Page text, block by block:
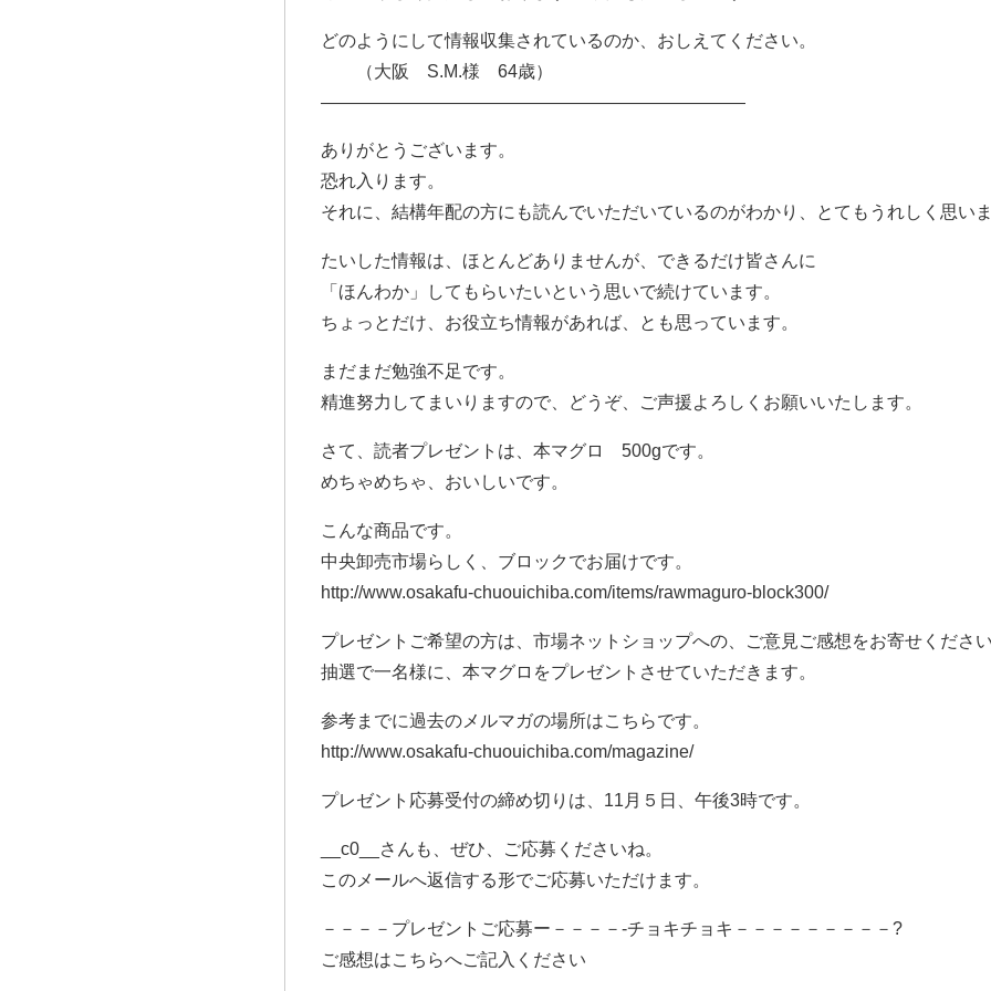
どのようにして情報収集されているのか、おしえてください。
（大阪 S.M.様 64歳）
————————————————————————
ありがとうございます。
恐れ入ります。
それに、結構年配の方にも読んでいただいているのがわかり、とてもうれしく思い
たいした情報は、ほとんどありませんが、できるだけ皆さんに
「ほんわか」してもらいたいという思いで続けています。
ちょっとだけ、お役立ち情報があれば、とも思っています。
まだまだ勉強不足です。
精進努力してまいりますので、どうぞ、ご声援よろしくお願いいたします。
さて、読者プレゼントは、本マグロ 500gです。
めちゃめちゃ、おいしいです。
こんな商品です。
中央卸売市場らしく、ブロックでお届けです。
http://www.osakafu-chuouichiba.com/items/rawmaguro-block300/
プレゼントご希望の方は、市場ネットショップへの、ご意見ご感想をお寄せくださ
抽選で一名様に、本マグロをプレゼントさせていただきます。
参考までに過去のメルマガの場所はこちらです。
http://www.osakafu-chuouichiba.com/magazine/
プレゼント応募受付の締め切りは、11月５日、午後3時です。
__c0__さんも、ぜひ、ご応募くださいね。
このメールへ返信する形でご応募いただけます。
－－－－プレゼントご応募ー－－－－-チョキチョキ－－－－－－－－－?
ご感想はこちらへご記入ください